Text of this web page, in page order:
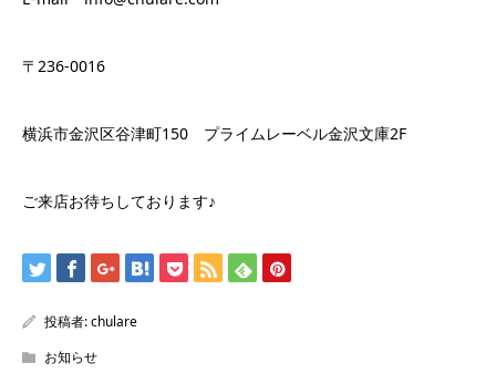
〒236-0016
横浜市金沢区谷津町150 プライムレーベル金沢文庫2F
ご来店お待ちしております♪
投稿者:chulare
お知らせ